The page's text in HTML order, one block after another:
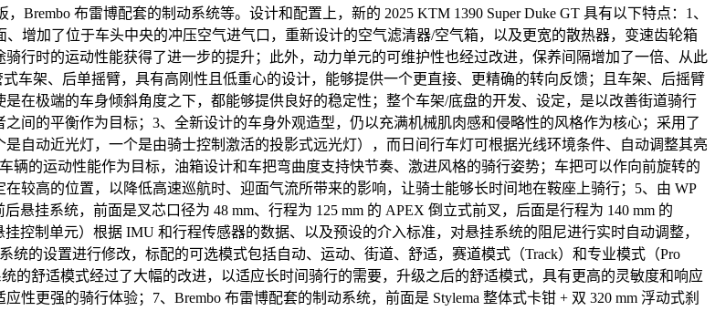
布雷博配套的制动系统等。设计和配置上，新的 2025 KTM 1390 Super Duke GT 具有以下特点：1、
增加了位于车头中央的冲压空气进气口，重新设计的空气滤清器/空气箱，以及更宽的散热器，变速齿轮箱
行时的运动性能获得了进一步的提升；此外，动力单元的可维护性也经过改进，保养间隔增加了一倍、从此
车架、后单摇臂，具有高刚性且低重心的设计，能够提供一个更直接、更精确的转向反馈；且车架、后摇臂
在极端的车身倾斜角度之下，都能够提供良好的稳定性；整个车架/底盘的开发、设定，是以改善街道骑行
间的平衡作为目标；3、全新设计的车身外观造型，仍以充满机械肌肉感和侵略性的风格作为核心；采用了
自动近光灯，一个是由骑士控制激活的投影式远光灯），而日间行车灯可根据光线环境条件、自动调整其亮
的运动性能作为目标，油箱设计和车把弯曲度支持快节奏、激进风格的骑行姿势；车把可以作向前旋转的
较高的位置，以降低高速巡航时、迎面气流所带来的影响，让骑士能够长时间地在鞍座上骑行；5、由 WP
悬挂系统，前面是叉芯口径为 48 mm、行程为 125 mm 的 APEX 倒立式前叉，后面是行程为 140 mm 的
控制单元）根据 IMU 和行程传感器的数据、以及预设的介入标准，对悬挂系统的阻尼进行实时自动调整，
的设置进行修改，标配的可选模式包括自动、运动、街道、舒适，赛道模式（Track）和专业模式（Pro
的舒适模式经过了大幅的改进，以适应长时间骑行的需要，升级之后的舒适模式，具有更高的灵敏度和响应
更强的骑行体验；7、Brembo 布雷博配套的制动系统，前面是 Stylema 整体式卡钳 + 双 320 mm 浮动式刹